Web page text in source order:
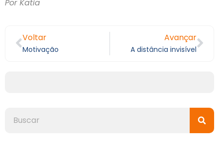
Por Katia
Voltar
Motivação
Avançar
A distância invisível